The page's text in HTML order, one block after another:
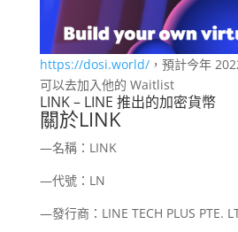
https://dosi.world/，預計今年
可以去加入他的 Waitlist
LINK – LINE 推出的加密貨幣
關於LINK
—名稱：LINK
—代號：LN
—發行商：LINE TECH PLUS PTE.